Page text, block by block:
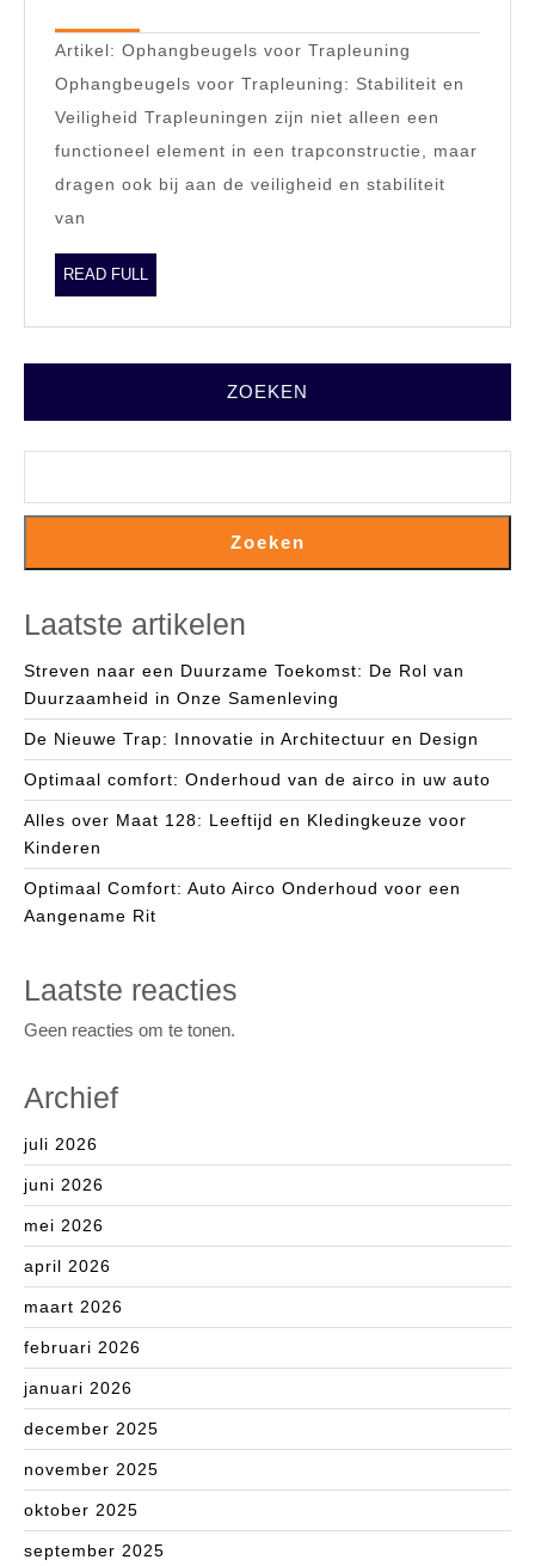
Stabiele
Trapleuning
Montage
Artikel: Ophangbeugels voor Trapleuning
Ophangbeugels voor Trapleuning: Stabiliteit en
Veiligheid Trapleuningen zijn niet alleen een
functioneel element in een trapconstructie, maar
dragen ook bij aan de veiligheid en stabiliteit
van
READ FULL
FULL
ZOEKEN
Zoeken
Laatste artikelen
Streven naar een Duurzame Toekomst: De Rol van
Duurzaamheid in Onze Samenleving
De Nieuwe Trap: Innovatie in Architectuur en Design
Optimaal comfort: Onderhoud van de airco in uw auto
Alles over Maat 128: Leeftijd en Kledingkeuze voor
Kinderen
Optimaal Comfort: Auto Airco Onderhoud voor een
Aangename Rit
Laatste reacties
Geen reacties om te tonen.
Archief
juli 2026
juni 2026
mei 2026
april 2026
maart 2026
februari 2026
januari 2026
december 2025
november 2025
oktober 2025
september 2025